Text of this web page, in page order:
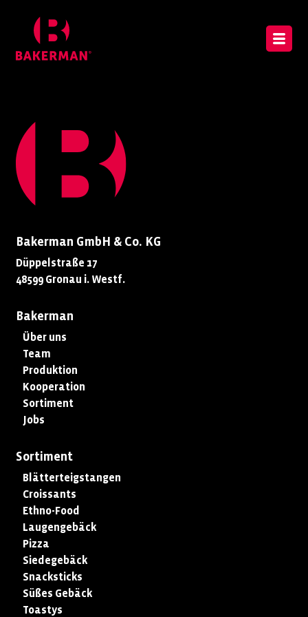
Bakerman GmbH & Co. KG
Düppelstraße 17
48599 Gronau i. Westf.
Bakerman
Über uns
Team
Produktion
Kooperation
Sortiment
Jobs
Sortiment
Blätterteigstangen
Croissants
Ethno-Food
Laugengebäck
Pizza
Siedegebäck
Snacksticks
Süßes Gebäck
Toastys